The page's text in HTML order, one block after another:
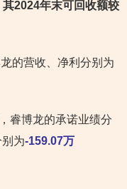
2024年末可回收额较
的营收、净利分别为
睿博龙的承诺业绩分
为-159.07万